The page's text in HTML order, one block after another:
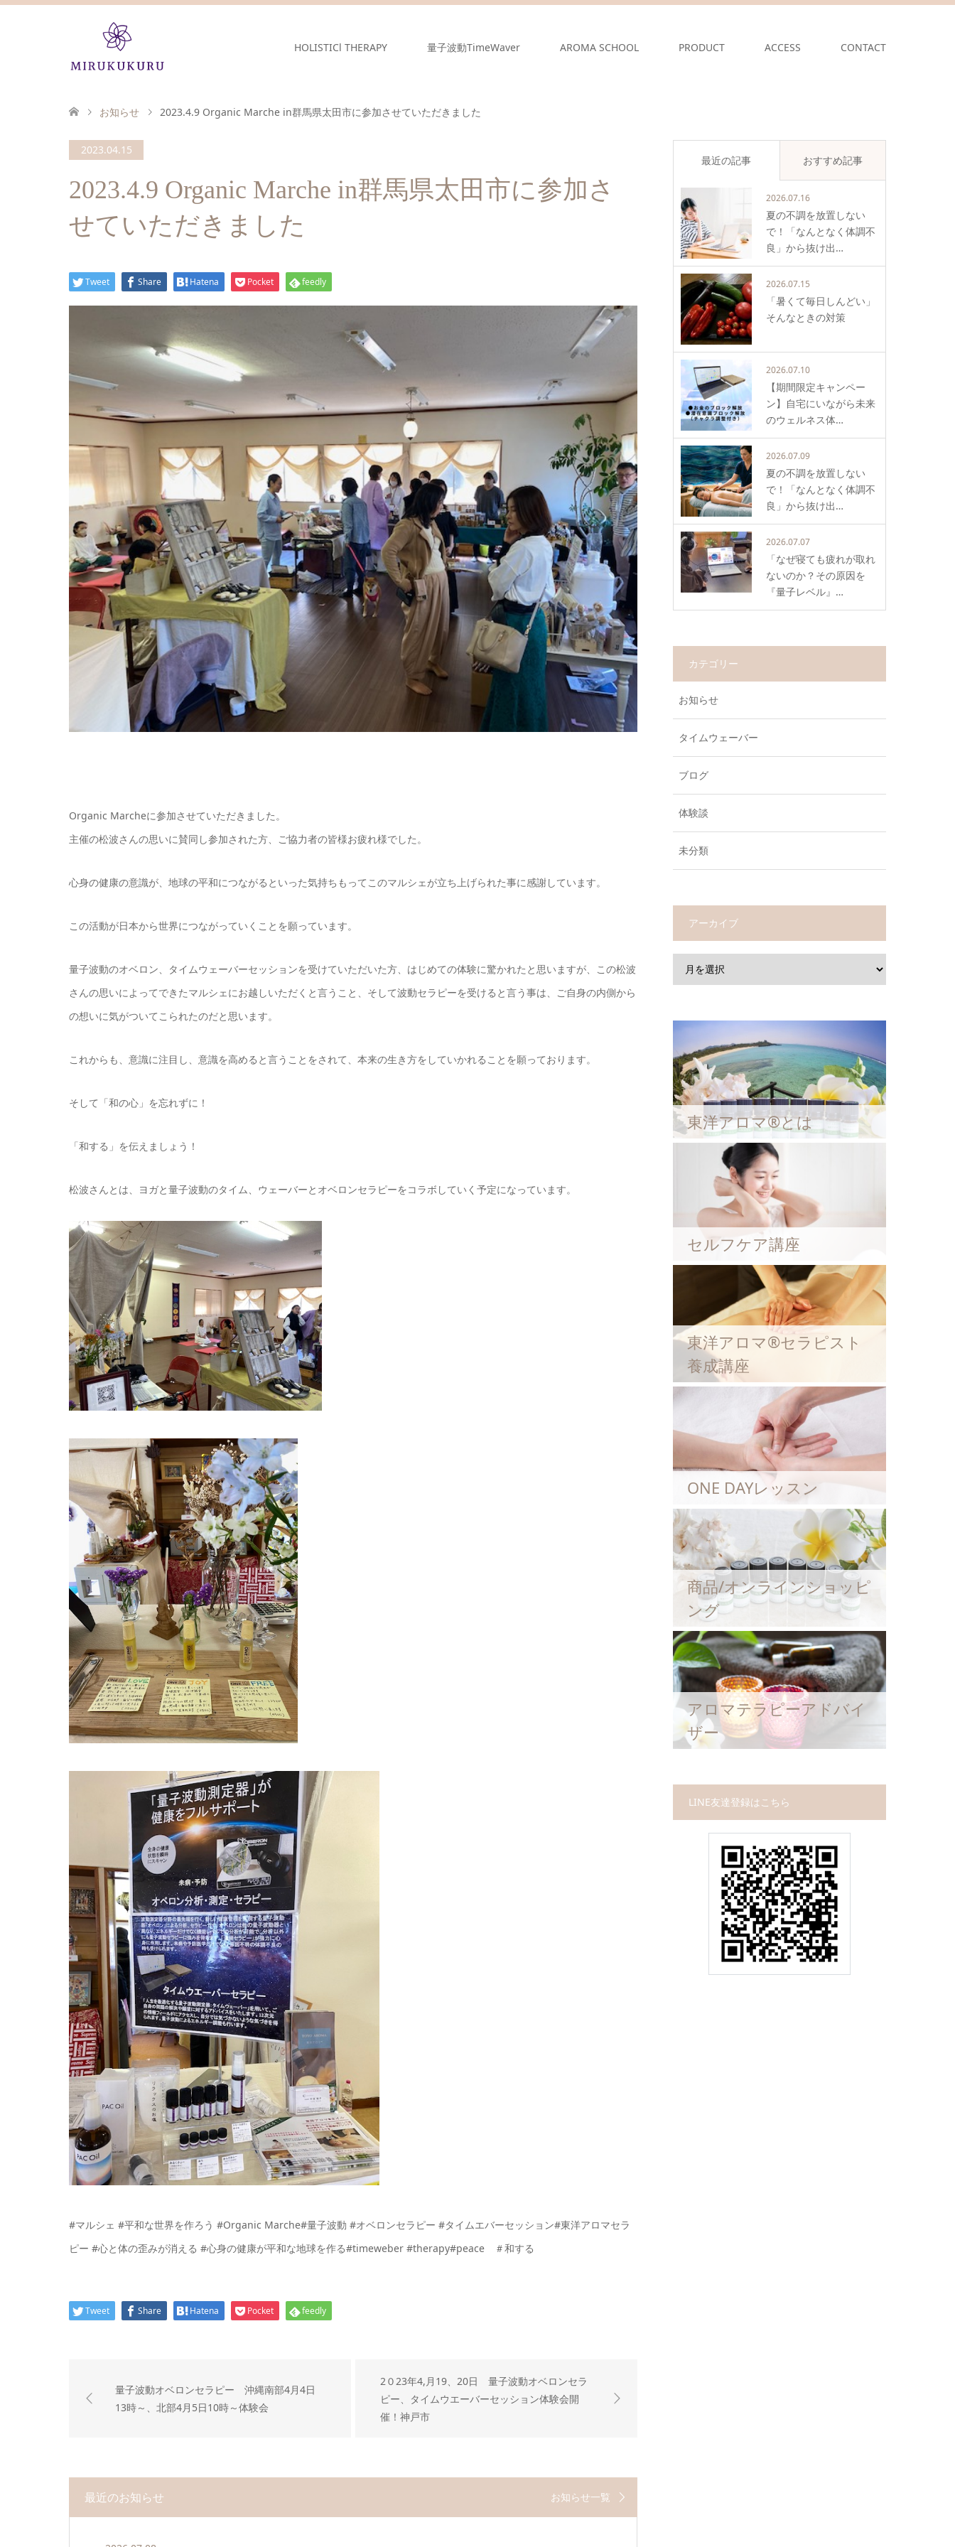
HOLISTICl THERAPY 量子波動TimeWaver AROMA SCHOOL PRODUCT ACCESS CONTACT
お知らせ 2023.4.9 Organic Marche in群馬県太田市に参加させていただきました
2023.04.15
2023.4.9 Organic Marche in群馬県太田市に参加さ
せていただきました
Tweet Share Hatena Pocket feedly
Organic Marcheに参加させていただきました。
主催の松波さんの思いに賛同し参加された方、ご協力者の皆様お疲れ様でした。
心身の健康の意識が、地球の平和につながるといった気持ちもって このマルシェが立ち上げられた事に感謝しています。
この活動が日本から世界につながっていくことを願っています。
量子波動のオベロン、タイムウェーバーセッションを受けていただいた方、はじめての体験に驚かれたと思いますが、この松波
さんの思いによってできたマルシェにお越しいただくと言うこと、そして波動セラピーを受けると言う事は、ご自身の内側から
の想いに気がついてこられたのだと思います。
これからも、意識に注目し、意識を高めると言うことをされて、本来の生き方をしていかれることを願っております。
そして「和の心」を忘れずに！
「和する」を伝えましょう！
松波さんとは、ヨガと量子波動のタイム、ウェーバーとオベロンセラピーをコラボしていく予定になっています。
#マルシェ #平和な世界を作ろう #Organic Marche#量子波動 #オベロンセラピー #タイムエバーセッション#東洋アロマセラ
ピー #心と体の歪みが消える #心身の健康が平和な地球を作る#timeweber #therapy#peace ＃和する
Tweet Share Hatena Pocket feedly
量子波動オベロンセラピー 沖縄南部4月4日
13時～、北部4月5日10時～体験会
2０23年4,月19、20日 量子波動オベロンセラ
ピー、タイムウエーバーセッション体験会開
催！神戸市
最近のお知らせ お知らせ一覧
最近の記事 おすすめ記事
2026.07.16
夏の不調を放置しない
で！「なんとなく体調不
良」から抜け出…
2026.07.15
「暑くて毎日しんどい」
そんなときの対策
2026.07.10
【期間限定キャンペー
ン】自宅にいながら未来
のウェルネス体…
2026.07.09
夏の不調を放置しない
で！「なんとなく体調不
良」から抜け出…
2026.07.07
「なぜ寝ても疲れが取れ
ないのか？その原因を
『量子レベル』…
カテゴリー
お知らせ
タイムウェーバー
ブログ
体験談
未分類
アーカイブ
東洋アロマ®とは
セルフケア講座
東洋アロマ®セラピスト
養成講座
ONE DAYレッスン
商品/オンラインショッピ
ング
アロマテラピーアドバイ
ザー
LINE友達登録はこちら